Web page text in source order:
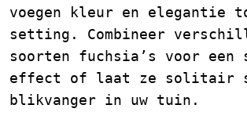
voegen kleur en elegantie
setting. Combineer
soorten fuchsia’s voor een
effect of laat ze solitair
blikvanger in uw tuin.